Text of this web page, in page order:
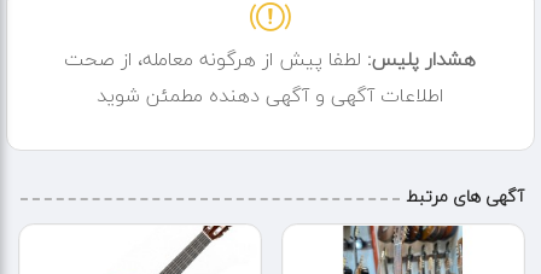
هشدار پلیس: لطفا پیش از هرگونه معامله، از صحت
اطلاعات آگهی و آگهی دهنده مطمئن شوید
آگهی های مرتبط